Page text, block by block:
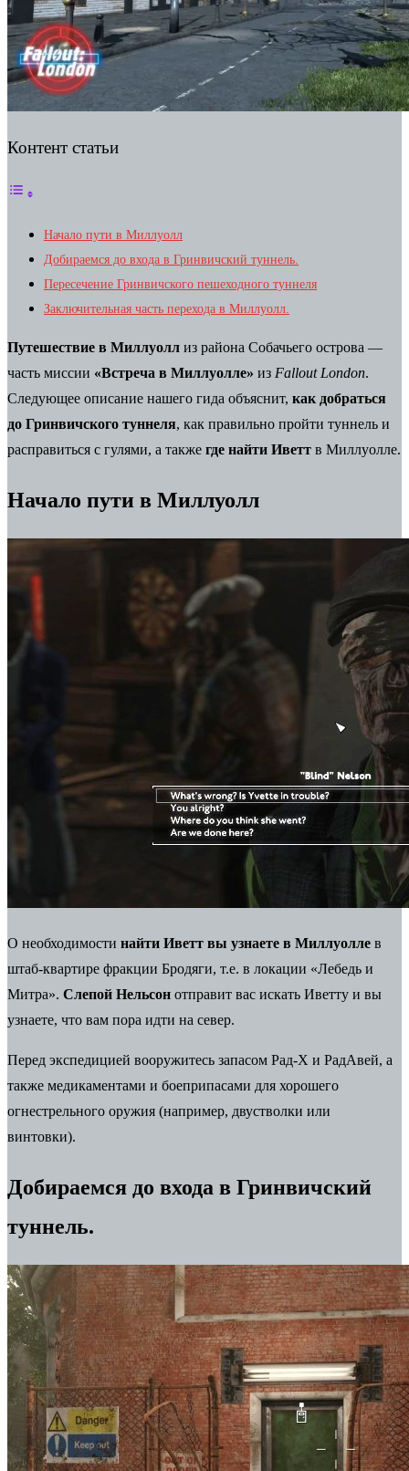
Контент статьи
Начало пути в Миллуолл
Добираемся до входа в Гринвичский туннель.
Пересечение Гринвичского пешеходного туннеля
Заключительная часть перехода в Миллуолл.
Путешествие в Миллуолл из района Собачьего острова —
часть миссии «Встреча в Миллуолле» из Fallout London.
Следующее описание нашего гида объяснит, как добраться
до Гринвичского туннеля, как правильно пройти туннель и
расправиться с гулями, а также где найти Иветт в Миллуолле.
Начало пути в Миллуолл
О необходимости найти Иветт вы узнаете в Миллуолле в
штаб-квартире фракции Бродяги, т.е. в локации «Лебедь и
Митра». Слепой Нельсон отправит вас искать Иветту и вы
узнаете, что вам пора идти на север.
Перед экспедицией вооружитесь запасом Рад-Х и РадАвей, а
также медикаментами и боеприпасами для хорошего
огнестрельного оружия (например, двустволки или
винтовки).
Добираемся до входа в Гринвичский
туннель.